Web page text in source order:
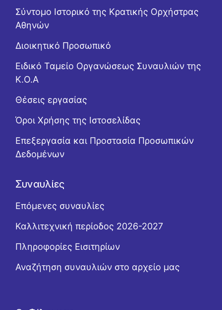
Σύντομο Ιστορικό της Κρατικής Ορχήστρας
Αθηνών
Διοικητικό Προσωπικό
Ειδικό Ταμείο Οργανώσεως Συναυλιών της
Κ.Ο.Α
Θέσεις εργασίας
Όροι Χρήσης της Ιστοσελίδας
Επεξεργασία και Προστασία Προσωπικών
Δεδομένων
Συναυλίες
Επόμενες συναυλίες
Καλλιτεχνική περίοδος 2026-2027
Πληροφορίες Εισιτηρίων
Αναζήτηση συναυλιών στο αρχείο μας